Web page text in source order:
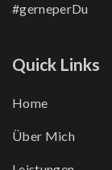
#gerneperDu
Quick Links
Home
Über Mich